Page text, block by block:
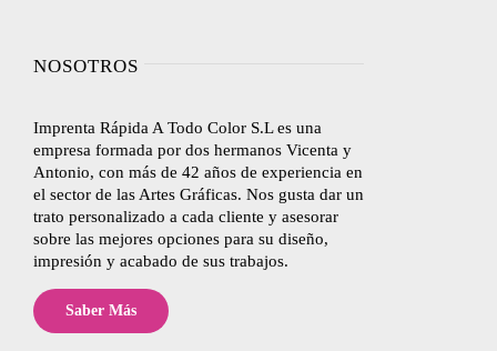
NOSOTROS
Imprenta Rápida A Todo Color S.L es una
empresa formada por dos hermanos Vicenta y
Antonio, con más de 42 años de experiencia en
el sector de las Artes Gráficas. Nos gusta dar un
trato personalizado a cada cliente y asesorar
sobre las mejores opciones para su diseño,
impresión y acabado de sus trabajos.
Saber Más